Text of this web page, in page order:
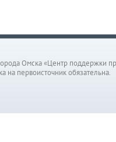
Омска «Центр поддержки
на первоисточник обязательна.